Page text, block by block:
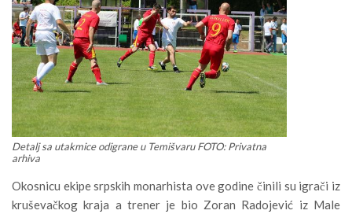
Detalj sa utakmice odigrane u Temišvaru FOTO: Privatna
arhiva
Okosnicu ekipe srpskih monarhista ove godine činili su igrači iz
kruševačkog kraja a trener je bio Zoran Radojević iz Male